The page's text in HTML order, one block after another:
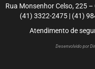
Rua Monsenhor Celso, 225
(41) 3322-2475 | (41)
Atendimento de
Desenvolvido por